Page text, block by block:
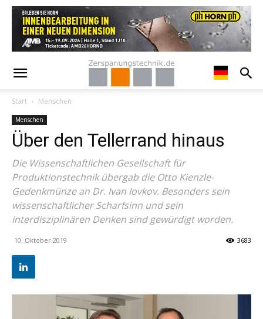
Start Menschen
Menschen
Über den Tellerrand hinaus
Die Wissenschaftlichen Gesellschaft für
Produktionstechnik übergab die Otto Kienzle-
Gedenkmünze an Dr. Ivan Iovkov. Besonders sein
wissenschaftlicher Scharfsinn und sein
interdisziplinären Denken sind gewürdigt worden.
10. Oktober 2019 3683